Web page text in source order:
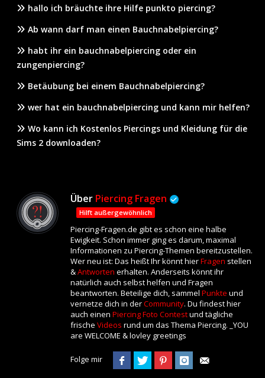
hallo ich bräuchte ihre Hilfe punkto piercing?
Ab wann darf man einen Bauchnabelpiercing?
habt ihr ein bauchnabelpiercing oder ein
zungenpiercing?
Betäubung bei einem Bauchnabelpiercing?
wer hat ein bauchnabelpiercing und kann mir helfen?
Wo kann ich Kostenlos Piercings und Kleidung für die
Sims 2 downloaden?
Über Piercing Fragen
Hilft außergewöhnlich
Piercing-Fragen.de gibt es schon eine halbe
Ewigkeit. Schon immer ging es darum, maximal
Informationen zu Piercing-Themen bereitzustellen.
Wer neu ist: Das heißt Ihr könnt hierFragen stellen
&Antworten erhalten. Anderseits könnt ihr
natürlich auch selbst helfen und Fragen
beantworten. Beteilige dich, sammel Punkte und
vernetze dich in derCommunity. Du findest hier
auch einen Piercing Foto Contestund tägliche
frische Videos rund um das Thema Piercing. _YOU
are WELCOME & lovley greetings
Folge mir